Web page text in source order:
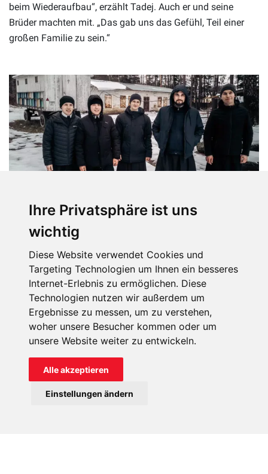
Ihre Privatsphäre ist uns
wichtig
Diese Website verwendet Cookies und
Targeting Technologien um Ihnen ein besseres
Internet-Erlebnis zu ermöglichen. Diese
Technologien nutzen wir außerdem um
Ergebnisse zu messen, um zu verstehen,
woher unsere Besucher kommen oder um
unsere Website weiter zu entwickeln.
Alle akzeptieren
Einstellungen ändern
beim Wiederaufbau“, erzählt Tadej. Auch er und seine
Brüder machten mit. „Das gab uns das Gefühl, Teil einer
großen Familie zu sein.“
Tadej (2. v. r.) mit anderen Seminaristen.